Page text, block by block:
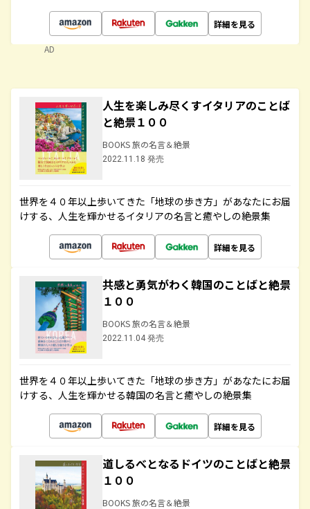
詳細を見る
AD
人生を楽しみ尽くすイタリアのことば
と絶景１００
BOOKS 旅の名言＆絶景
2022.11.18 発売
世界を４０年以上歩いてきた「地球の歩き方」があなたにお届
けする、人生を輝かせるイタリアの名言と癒やしの絶景集
詳細を見る
共感と勇気がわく韓国のことばと絶景
１００
BOOKS 旅の名言＆絶景
2022.11.04 発売
世界を４０年以上歩いてきた「地球の歩き方」があなたにお届
けする、人生を輝かせる韓国の名言と癒やしの絶景集
詳細を見る
道しるべとなるドイツのことばと絶景
１００
BOOKS 旅の名言＆絶景